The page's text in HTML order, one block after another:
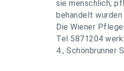
sie menschlich,
behandelt wurden
Die Wiener
Tel 5871204
4., Schönbrunner